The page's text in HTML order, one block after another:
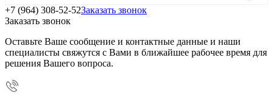
+7 (964) 308-52-52Заказать звонок
Заказать звонок
Оставьте Ваше сообщение и контактные данные и наши
специалисты свяжутся с Вами в ближайшее рабочее время для
решения Вашего вопроса.